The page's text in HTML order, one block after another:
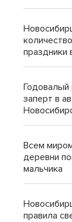
праздники
Годовалый
заперт в
Всем
деревни
мальчика
правила